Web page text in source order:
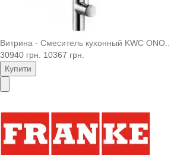
Витрина - Смеситель кухонный KWC ONO..
30940 грн. 10367 грн.
Купити